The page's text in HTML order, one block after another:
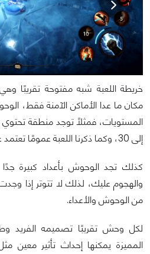
خريطة اللعبة شبه مفتوحة
مكان ما عدا الأماكن الآمنة فقط،
إلى 30، وكما ذكرنا اللعبة عمومًا تعتمد على الأرقام بشكل أساسي.
كذلك تجد الوحوش بأعداد كبيرة
والهجوم عليك، لذلك لا تتوتر إذا
من الوحوش والأعداء.
لكل وحش تقريبًا تصميمه الفريد
المميزة يمكنها إحداث تأثير